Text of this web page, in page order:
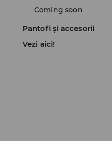
Coming soon
Pantofi și accesorii
Vezi aici!